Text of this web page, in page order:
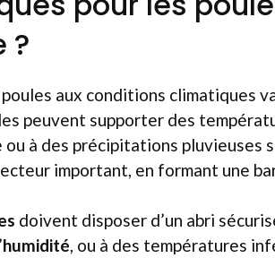
?
aux conditions climatiques
peuvent supporter des
à des précipitations pluvieuses
important, en formant une
doivent disposer d’un abri
humidité, ou à des températures